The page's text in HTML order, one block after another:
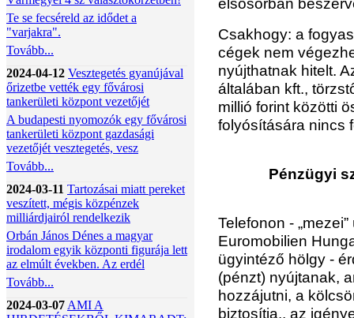
Te se fecséreld az idődet a
"varjakra".
Tovább...
2024-04-12 Vesztegetés gyanújával
őrizetbe vették egy fővárosi
tankerületi központ vezetőjét
A budapesti nyomozók egy fővárosi
tankerületi központ gazdasági
vezetőjét vesztegetés, vesz
Tovább...
2024-03-11 Tartozásai miatt pereket
veszített, mégis közpénzek
milliárdjairól rendelkezik
Orbán János Dénes a magyar
irodalom egyik központi figurája lett
az elmúlt években. Az erdél
Tovább...
2024-03-07 AMI A
Csakhogy: a
cégek nem
nyújthatnak hitelt.
általában kft.,
millió forint közötti
folyósítására nincs
Pénzügyi
Telefonon -
Euromobilien
ügyintéző hölgy -
(pénzt) nyújtanak,
hozzájutni, a
biztosítja., az